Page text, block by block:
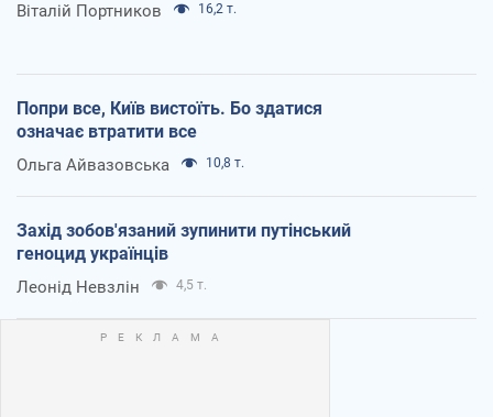
Віталій Портников 16,2 т.
Попри все, Київ вистоїть. Бо здатися
означає втратити все
Ольга Айвазовська 10,8 т.
Захід зобов'язаний зупинити путінський
геноцид українців
Леонід Невзлін 4,5 т.